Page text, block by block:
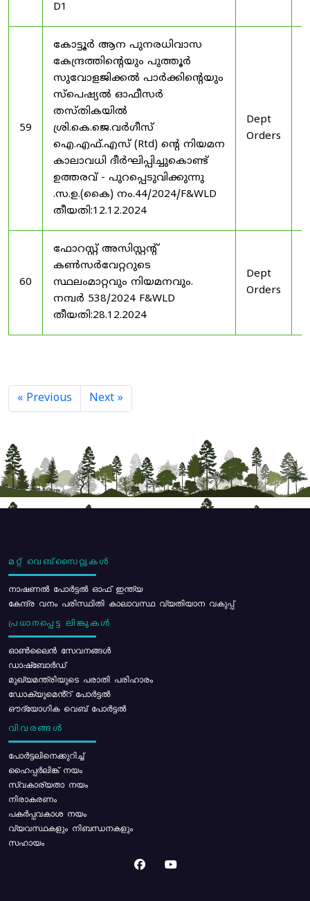
D1
59
കോട്ടൂർ ആന പുനരധിവാസ
കേന്ദ്രത്തിന്റെയും പുത്തൂർ
സുവോളജിക്കൽ പാർക്കിന്റെയും
സ്പെഷ്യൽ ഓഫീസർ
തസ്തികയിൽ
ശ്രി.കെ.ജെ.വർഗീസ്
ഐ.എഫ്.എസ് (Rtd) ന്റെ നിയമന
കാലാവധി ദീർഘിപ്പിച്ചുകൊണ്ട്
ഉത്തരവ് - പുറപ്പെടുവിക്കുന്നു
.സ.ഉ.(കൈ) നം.44/2024/F&WLD
തീയതി:12.12.2024
Dept
Orders
60
ഫോറസ്റ്റ് അസിസ്റ്റൻ്റ്
കൺസർവേറ്ററുടെ
സ്ഥലംമാറ്റവും നിയമനവും.
നമ്പർ 538/2024 F&WLD
തീയതി:28.12.2024
Dept
Orders
« Previous Next »
മറ്റ് വെബ്സൈറ്റുകൾ
നാഷണൽ പോർട്ടൽ ഓഫ് ഇന്ത്യ
കേന്ദ്ര വനം പരിസ്ഥിതി കാലാവസ്ഥ വ്യതിയാന വകുപ്പ്
പ്രധാനപ്പെട്ട ലിങ്കുകൾ
ഓൺലൈൻ സേവനങ്ങൾ
ഡാഷ്ബോർഡ്
മുഖ്യമന്ത്രിയുടെ പരാതി പരിഹാരം
ഡോക്യുമെൻ്റ് പോർട്ടൽ
ഔദ്യോഗിക വെബ് പോർട്ടൽ
വിവരങ്ങൾ
പോര്‍ട്ടലിനെക്കുറിച്ച്
ഹൈപ്പർലിങ്ക് നയം
സ്വകാര്യതാ നയം
നിരാകരണം
പകർപ്പവകാശ നയം
വ്യവസ്ഥകളും നിബന്ധനകളും
സഹായം